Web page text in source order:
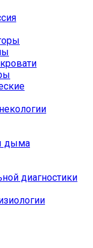
дыма
диагностики